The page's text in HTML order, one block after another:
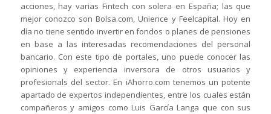
acciones, hay varias Fintech con solera en España; las que
mejor conozco son Bolsa.com, Unience y Feelcapital. Hoy en
día no tiene sentido invertir en fondos o planes de pensiones
en base a las interesadas recomendaciones del personal
bancario. Con este tipo de portales, uno puede conocer las
opiniones y experiencia inversora de otros usuarios y
profesionals del sector. En iAhorro.com tenemos un potente
apartado de expertos independientes, entre los cuales están
compañeros y amigos como Luis García Langa que con sus